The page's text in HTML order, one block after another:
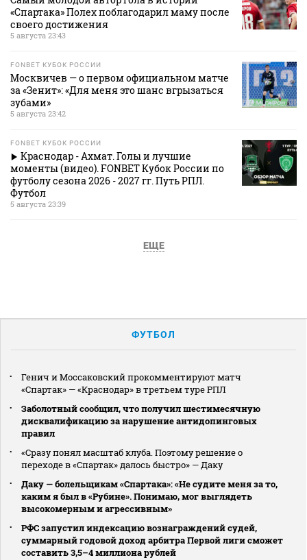
«Спартака» Полех поблагодарил маму после
своего достижения
5 августа 23:43
FONBET КУБОК РОССИИ
Москвичев — о первом официальном матче
за «Зенит»: «Для меня это шанс вгрызаться
зубами»
5 августа 23:42
FONBET КУБОК РОССИИ
Краснодар - Ахмат. Голы и лучшие
моменты (видео). FONBET Кубок России по
футболу сезона 2026 - 2027 гг. Путь РПЛ.
Футбол
5 августа 23:39
ЕЩЕ
ФУТБОЛ
Генич и Моссаковский прокомментируют матч
«Спартак» — «Краснодар» в третьем туре РПЛ
Заболотный сообщил, что получил шестимесячную
дисквалификацию за нарушение антидопинговых
правил
«Сразу понял масштаб клуба. Поэтому решение о
переходе в «Спартак» далось быстро» — Даку
Даку — болельщикам «Спартака»: «Не судите меня за то,
каким я был в «Рубине». Понимаю, мог выглядеть
высокомерным и агрессивным»
РФС запустил индексацию вознаграждений судей,
суммарный годовой доход арбитра Первой лиги сможет
составить 3,5–4 миллиона рублей